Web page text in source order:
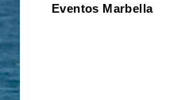
Eventos Marbella